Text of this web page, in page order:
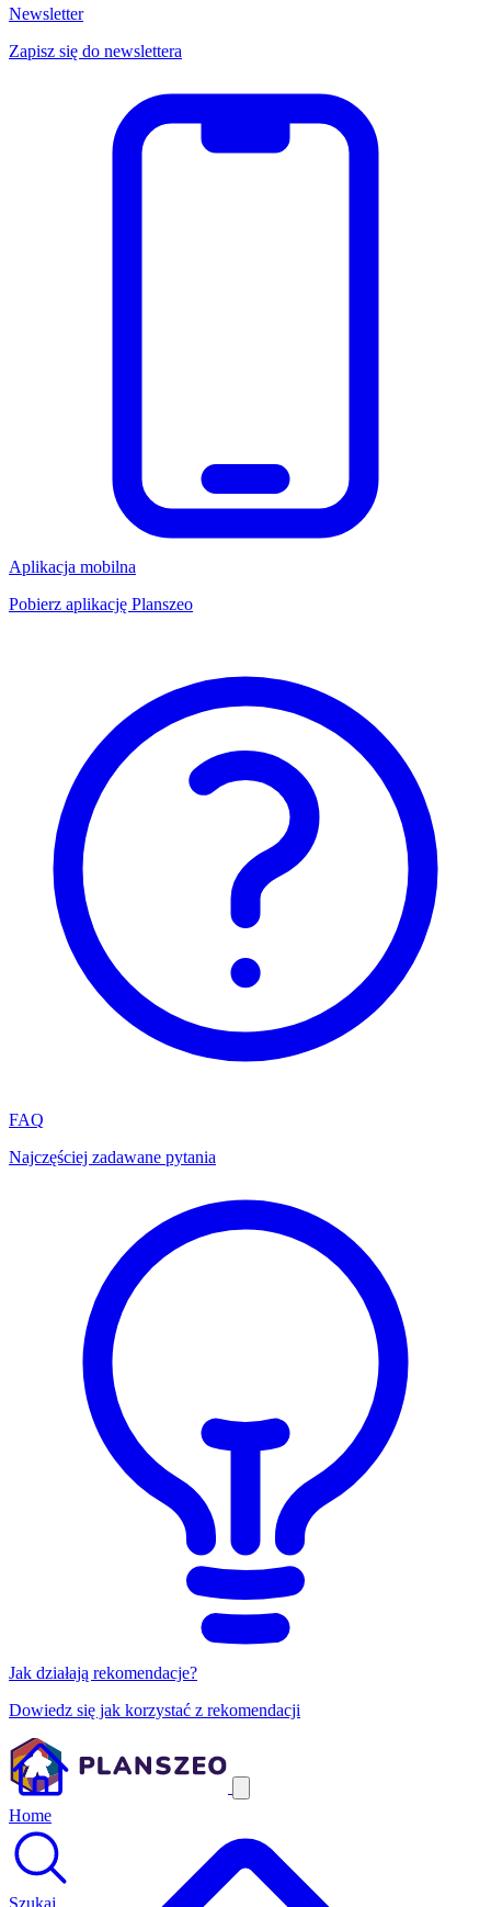
Newsletter
Zapisz się do newslettera
Aplikacja mobilna
Pobierz aplikację Planszeo
FAQ
Najczęściej zadawane pytania
Jak działają rekomendacje?
Dowiedz się jak korzystać z rekomendacji
Home
Szukaj